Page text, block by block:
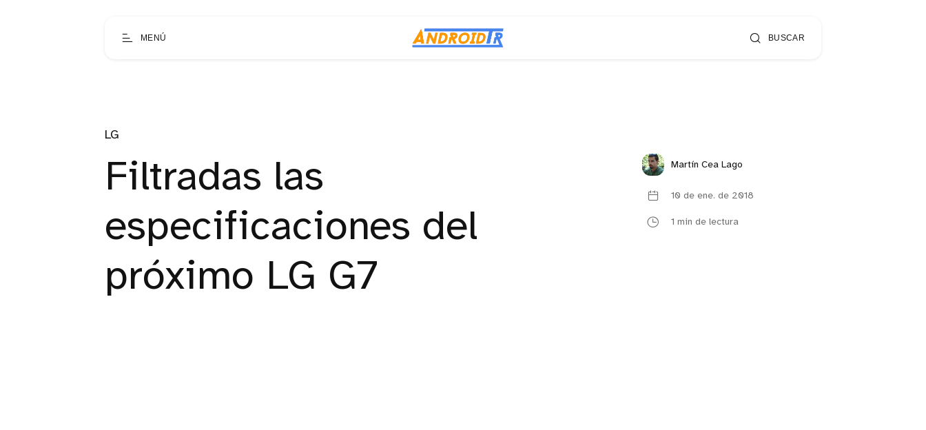
MENÚ BUSCAR
LG
Filtradas las
especificaciones del
próximo LG G7
Martín Cea Lago
10 de ene. de 2018
1 min de lectura